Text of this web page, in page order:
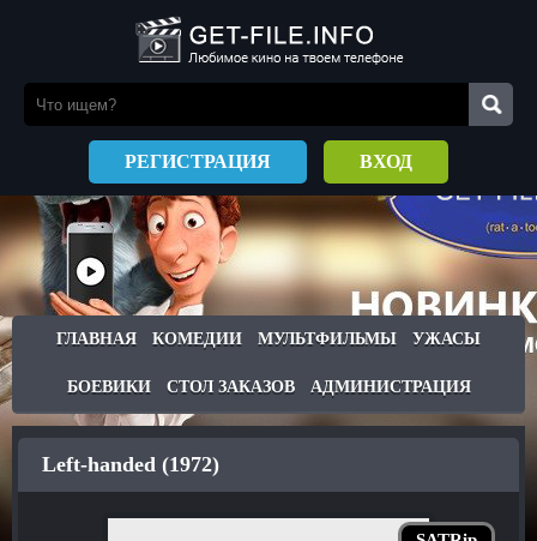
РЕГИСТРАЦИЯ ВХОД
ГЛАВНАЯ КОМЕДИИ МУЛЬТФИЛЬМЫ УЖАСЫ
БОЕВИКИ СТОЛ ЗАКАЗОВ АДМИНИСТРАЦИЯ
Left-handed (1972)